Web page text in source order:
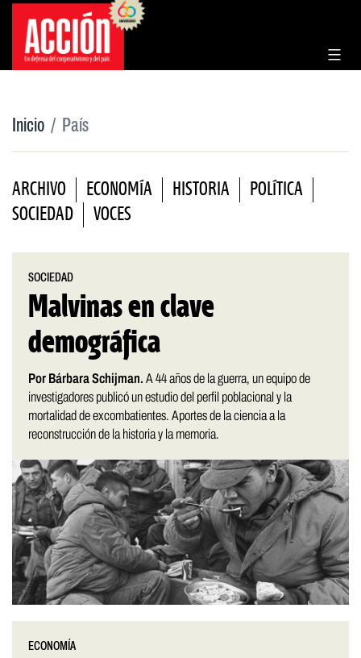
Saltar
contenido
Inicio País
ARCHIVO ECONOMÍA HISTORIA
POLÍTICA
SOCIEDAD
VOCES
SOCIEDAD
Malvinas en clave
demográfica
Por Bárbara Schijman. A 44 años de la guerra, un equipo de
investigadores publicó un estudio del perfil poblacional y la
mortalidad de excombatientes. Aportes de la ciencia a la
reconstrucción de la historia y la memoria.
ECONOMÍA